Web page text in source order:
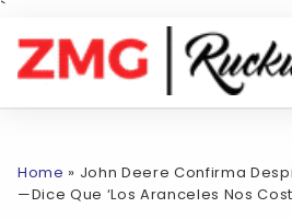
`
Home » John Deere Confirma
—Dice Que ‘Los Aranceles Nos